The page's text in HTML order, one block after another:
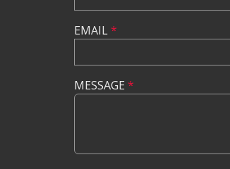
EMAIL*
MESSAGE *